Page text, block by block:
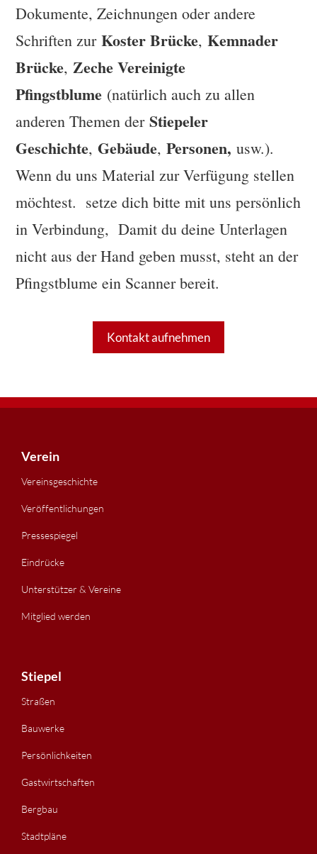
Dokumente, Zeichnungen oder andere
Schriften zurKoster Brücke,Kemnader
Brücke,Zeche Vereinigte
Pfingstblume (natürlich auch zu allen
anderen Themen derStiepeler
Geschichte,Gebäude,Personen, usw.).
Wenn du uns Material zur Verfügung stellen
möchtest. setze dich bitte mit uns persönlich
in Verbindung, Damit du deine Unterlagen
nicht aus der Hand geben musst, steht an der
Pfingstblume ein Scanner bereit.
Kontakt aufnehmen
Verein
Vereinsgeschichte
Veröffentlichungen
Pressespiegel
Eindrücke
Unterstützer & Vereine
Mitglied werden
Stiepel
Straßen
Bauwerke
Persönlichkeiten
Gastwirtschaften
Bergbau
Stadtpläne